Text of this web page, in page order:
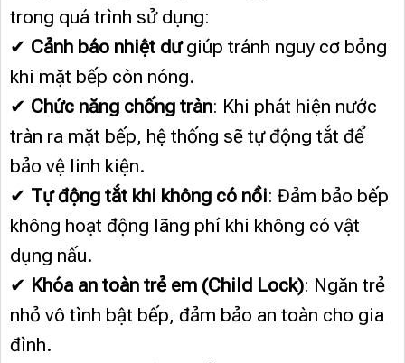
trong quá trình sử dụng:
✔ Cảnh báo nhiệt dưgiúp tránh nguy cơ bỏng
khi mặt bếp còn nóng.
✔ Chức năng chống tràn: Khi phát hiện nước
tràn ra mặt bếp, hệ thống sẽ tự động tắt để
bảo vệ linh kiện.
✔ Tự động tắt khi không có nồi: Đảm bảo bếp
không hoạt động lãng phí khi không có vật
dụng nấu.
✔ Khóa an toàn trẻ em (Child Lock): Ngăn trẻ
nhỏ vô tình bật bếp, đảm bảo an toàn cho gia
đình.